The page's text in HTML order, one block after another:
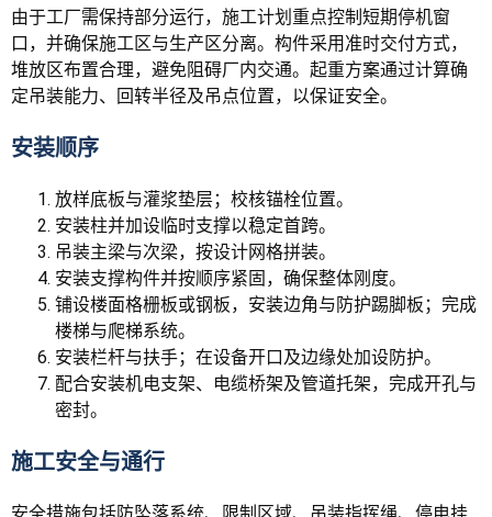
由于工厂需保持部分运行，施工计划重点控制短期停机窗
口，并确保施工区与生产区分离。构件采用准时交付方式，
堆放区布置合理，避免阻碍厂内交通。起重方案通过计算确
定吊装能力、回转半径及吊点位置，以保证安全。
安装顺序
放样底板与灌浆垫层；校核锚栓位置。
安装柱并加设临时支撑以稳定首跨。
吊装主梁与次梁，按设计网格拼装。
安装支撑构件并按顺序紧固，确保整体刚度。
铺设楼面格栅板或钢板，安装边角与防护踢脚板；完成
楼梯与爬梯系统。
安装栏杆与扶手；在设备开口及边缘处加设防护。
配合安装机电支架、电缆桥架及管道托架，完成开孔与
密封。
施工安全与通行